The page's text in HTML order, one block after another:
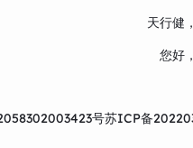
天行健
您好
号苏ICP备